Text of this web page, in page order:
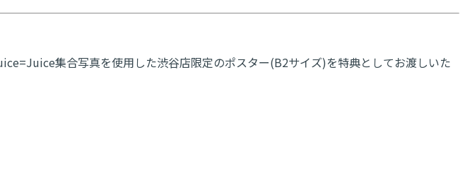
集合写真を使用した渋谷店限定のポスター(B2サイズ)を特典としてお渡しいた